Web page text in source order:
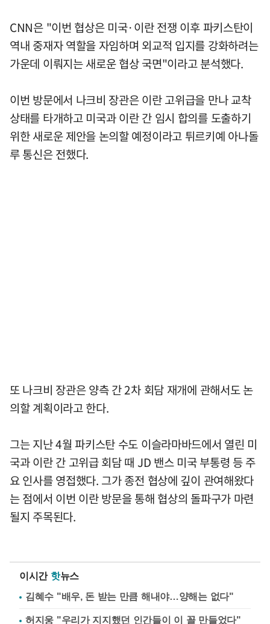
CNN은 "이번 협상은 미국·이란 전쟁 이후 파키스탄이
역내 중재자 역할을 자임하며 외교적 입지를 강화하려는
가운데 이뤄지는 새로운 협상 국면"이라고 분석했다.
이번 방문에서 나크비 장관은 이란 고위급을 만나 교착
상태를 타개하고 미국과 이란 간 임시 합의를 도출하기
위한 새로운 제안을 논의할 예정이라고 튀르키예 아나돌
루 통신은 전했다.
또 나크비 장관은 양측 간 2차 회담 재개에 관해서도 논
의할 계획이라고 한다.
그는 지난 4월 파키스탄 수도 이슬라마바드에서 열린 미
국과 이란 간 고위급 회담 때 JD 밴스 미국 부통령 등 주
요 인사를 영접했다. 그가 종전 협상에 깊이 관여해왔다
는 점에서 이번 이란 방문을 통해 협상의 돌파구가 마련
될지 주목된다.
이시간 핫뉴스
김혜수 "배우, 돈 받는 만큼 해내야…양해는 없다"
허지웅 "우리가 지지했던 인간들이 이 꼴 만들었다"